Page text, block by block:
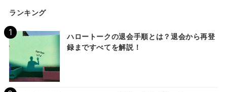
ランキング
ハロートークの退会手順とは？退会から再登
録まですべてを解説！